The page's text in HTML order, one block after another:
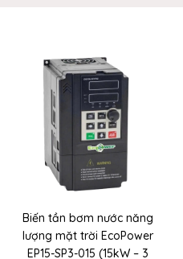
Biến tần bơm nước năng
lượng mặt trời EcoPower
EP15-SP3-015 (15kW – 3